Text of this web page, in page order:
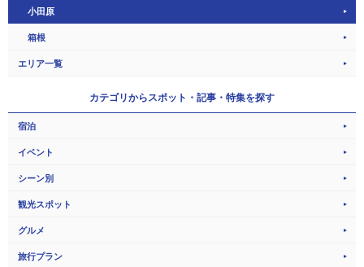
小田原
箱根
エリア一覧
カテゴリからスポット・記事・特集を探す
宿泊
イベント
シーン別
観光スポット
グルメ
旅行プラン